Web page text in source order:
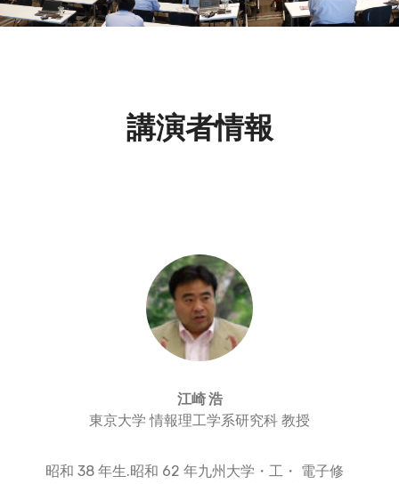
講演者情報
江崎 浩
東京大学 情報理工学系研究科 教授
昭和 38 年生.昭和 62 年九州大学・工・ 電子修